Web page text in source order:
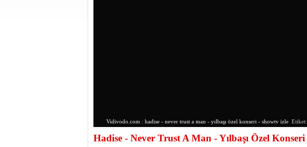
Vidivodo.com : hadise - never trust a man - yılbaşı özel konseri - showtv izleEtiket:
Hadise - Never Trust A Man - Yılbaşı Özel Konseri